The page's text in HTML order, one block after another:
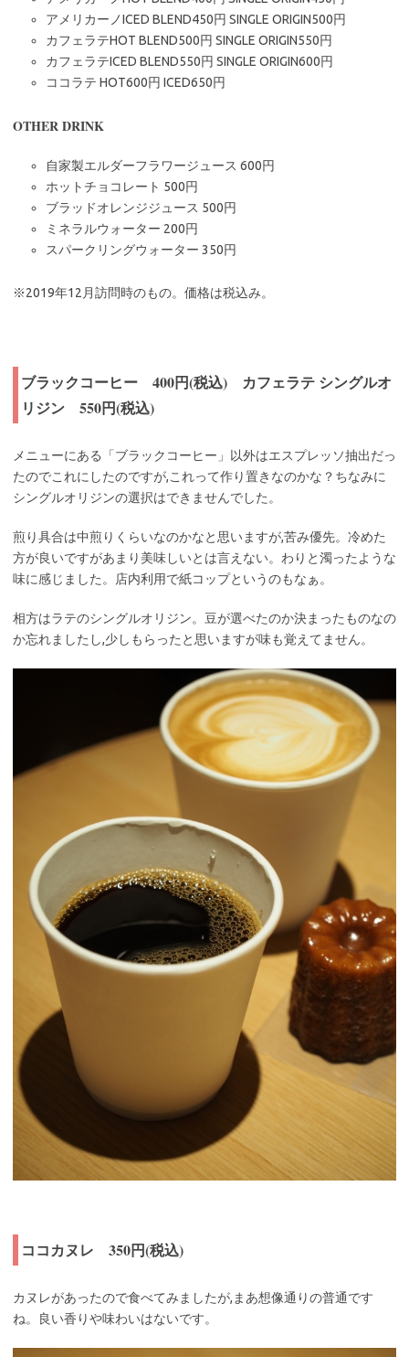
アメリカーノICED BLEND450円 SINGLE ORIGIN500円
カフェラテHOT BLEND500円 SINGLE ORIGIN550円
カフェラテICED BLEND550円 SINGLE ORIGIN600円
ココラテ HOT600円 ICED650円
OTHER DRINK
自家製エルダーフラワージュース 600円
ホットチョコレート 500円
ブラッドオレンジジュース 500円
ミネラルウォーター 200円
スパークリングウォーター 350円
※2019年12月訪問時のもの。価格は税込み。
ブラックコーヒー 400円(税込) カフェラテ シングルオ
リジン 550円(税込)
メニューにある「ブラックコーヒー」以外はエスプレッソ抽出だっ
たのでこれにしたのですが,これって作り置きなのかな？ちなみに
シングルオリジンの選択はできませんでした。
煎り具合は中煎りくらいなのかなと思いますが,苦み優先。冷めた
方が良いですがあまり美味しいとは言えない。わりと濁ったような
味に感じました。店内利用で紙コップというのもなぁ。
相方はラテのシングルオリジン。豆が選べたのか決まったものなの
か忘れましたし,少しもらったと思いますが味も覚えてません。
ココカヌレ 350円(税込)
カヌレがあったので食べてみましたが,まあ想像通りの普通です
ね。良い香りや味わいはないです。